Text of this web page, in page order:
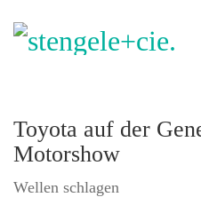
Toyota auf der
Motorshow
Wellen schlagen